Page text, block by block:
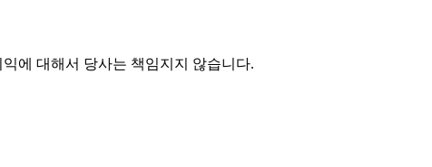
에 대해서 당사는 책임지지 않습니다.